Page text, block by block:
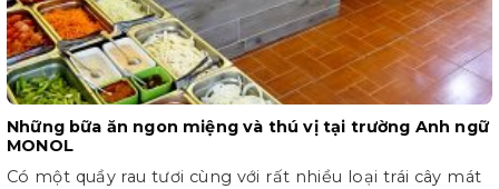
Những bữa ăn ngon miệng và thú vị tại trường Anh ngữ
MONOL
Có một quầy rau tươi cùng với rất nhiều loại trái cây mát